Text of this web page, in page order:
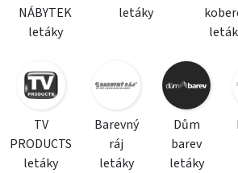
NÁBYTEK
letáky
letáky
TV
PRODUCTS
letáky
Barevný
ráj
letáky
Dům
barev
letáky